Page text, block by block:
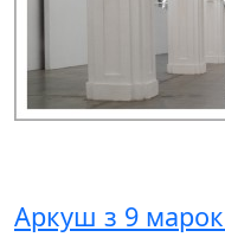
Аркуш з 9 марок